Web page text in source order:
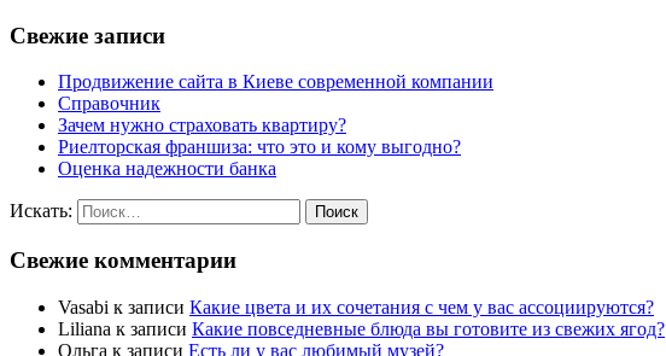
Свежие записи
Продвижение сайта в Киеве современной компании
Справочник
Зачем нужно страховать квартиру?
Риелторская франшиза: что это и кому выгодно?
Оценка надежности банка
Искать: Поиск
Свежие комментарии
Vasabi к записи Какие цвета и их сочетания с чем у вас ассоциируются?
Liliana к записи Какие повседневные блюда вы готовите из свежих ягод?
Ольга к записи Есть ли у вас любимый музей?